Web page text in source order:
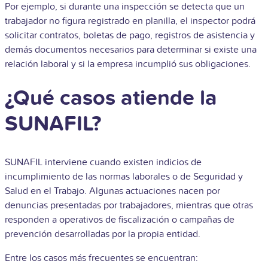
Por ejemplo, si durante una inspección se detecta que un
trabajador no figura registrado en planilla, el inspector podrá
solicitar contratos, boletas de pago, registros de asistencia y
demás documentos necesarios para determinar si existe una
relación laboral y si la empresa incumplió sus obligaciones.
¿Qué casos atiende la
SUNAFIL?
SUNAFIL interviene cuando existen indicios de
incumplimiento de las normas laborales o de Seguridad y
Salud en el Trabajo. Algunas actuaciones nacen por
denuncias presentadas por trabajadores, mientras que otras
responden a operativos de fiscalización o campañas de
prevención desarrolladas por la propia entidad.
Entre los casos más frecuentes se encuentran: